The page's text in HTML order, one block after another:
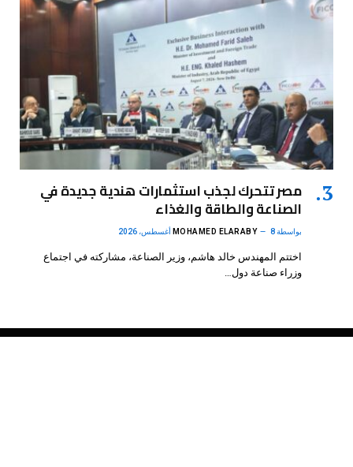
مصر تتحرك لجذب استثمارات هندية جديدة في
الصناعة والطاقة والغذاء
بواسطة MOHAMED ELARABY 8 أغسطس، 2026
اختتم المهندس خالد هاشم، وزير الصناعة، مشاركته في اجتماع
وزراء صناعة دول…